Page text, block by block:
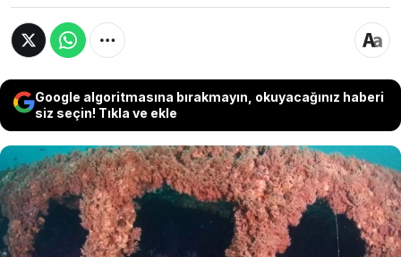
Google algoritmasına bırakmayın, okuyacağınız haberi
siz seçin! Tıkla ve ekle
Gelibolu Tarihi Sualtı Parkı'nda dalış
yapan su altı fotoğrafçısı Alex Dawson,